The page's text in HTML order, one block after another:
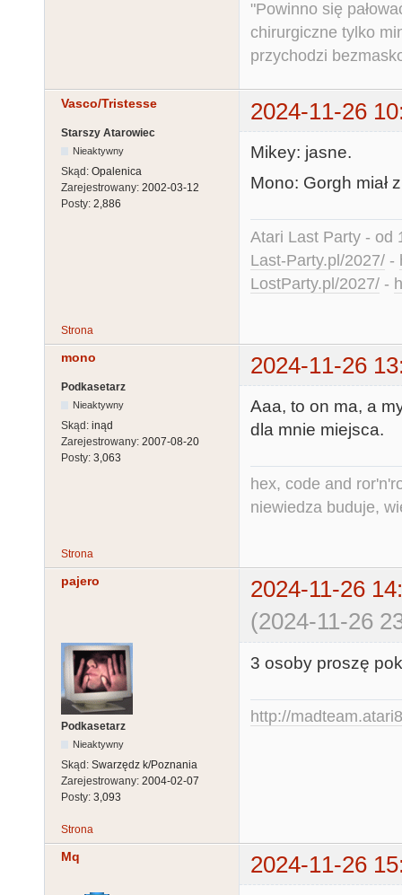
"Powinno się
chirurgiczne tylko
przychodzi
Vasco/Tristesse 2024-11-26
Starszy Atarowiec
Nieaktywny
Skąd: Opalenica
Zarejestrowany: 2002-03-12
Posty: 2,886
Mikey: jasne.
Mono: Gorgh miał
Atari Last Party - od
Last-Party.pl/2027/ -
LostParty.pl/2027/ -
Strona
mono 2024-11-26
Podkasetarz
Nieaktywny
Skąd: inąd
Zarejestrowany: 2007-08-20
Posty: 3,063
Aaa, to on ma, a
dla mnie miejsca.
hex, code and
niewiedza buduje,
Strona
pajero
2024-11-26
(2024-11-26
Podkasetarz
Nieaktywny
Skąd: Swarzędz k/Poznania
Zarejestrowany: 2004-02-07
Posty: 3,093
3 osoby proszę
http://
Strona
Mq 2024-11-26